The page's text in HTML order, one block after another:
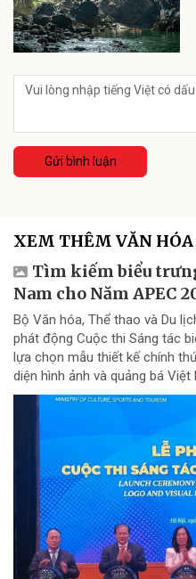
Gửi bình luận
XEM THÊM VĂN
Tìm kiếm biểu
Nam cho Năm APEC
Bộ Văn hóa, Thể thao và Du
phát động Cuộc thi Sáng tác
lựa chọn mẫu thiết kế chính
diện hình ảnh và quảng bá Việt